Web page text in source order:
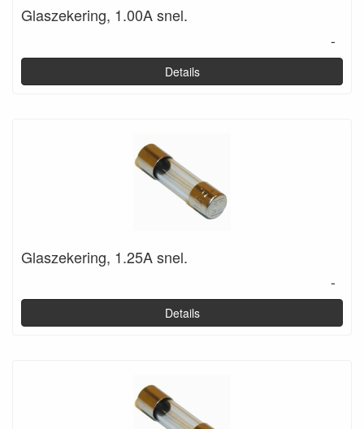
Glaszekering, 1.00A snel.
-
Details
Glaszekering, 1.25A snel.
-
Details